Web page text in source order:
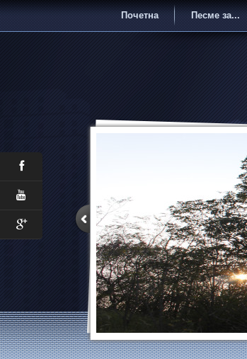
Почетна Песме за...